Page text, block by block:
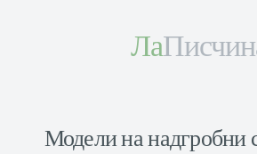
Ла
Модели на надгробни